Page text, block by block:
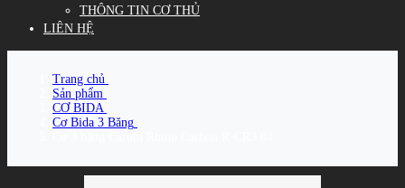
THÔNG TIN CƠ THỦ
LIÊN HỆ
Trang chủ
Sản phẩm
CƠ BIDA
Cơ Bida 3 Băng